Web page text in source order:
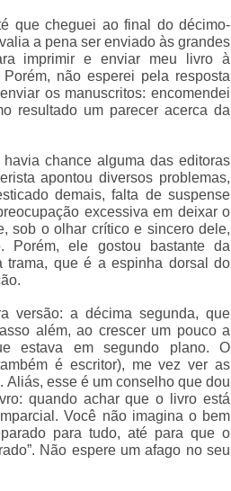
que cheguei ao final do décimo-
a pena ser enviado às grandes
imprimir e enviar meu livro à
não esperei pela resposta
os manuscritos: encomendei
resultado um parecer acerca da
chance alguma das editoras
apontou diversos problemas,
demais, falta de suspense
excessiva em deixar o
sob o olhar crítico e sincero dele,
Porém, ele gostou bastante da
trama, que é a espinha dorsal do
versão: a décima segunda, que
além, ao crescer um pouco a
estava em segundo plano. O
é escritor), me vez ver as
esse é um conselho que dou
quando achar que o livro está
Você não imagina o bem
para tudo, até para que o
Não espere um afago no seu